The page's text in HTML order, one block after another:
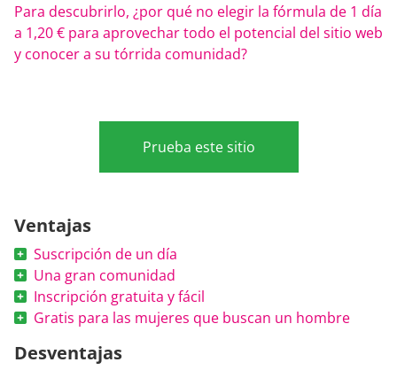
Para descubrirlo, ¿por qué no elegir la fórmula de 1 día
a 1,20 € para aprovechar todo el potencial del sitio web
y conocer a su tórrida comunidad?
Ventajas
Suscripción de un día
Una gran comunidad
Inscripción gratuita y fácil
Gratis para las mujeres que buscan un hombre
Desventajas
Prueba este sitio